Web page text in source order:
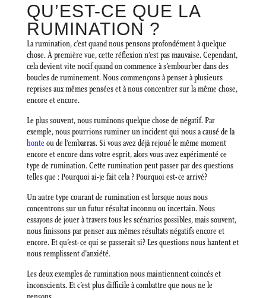
QU’EST-CE QUE LA
RUMINATION ?
La rumination, c’est quand nous pensons profondément à quelque
chose. À première vue, cette réflexion n’est pas mauvaise. Cependant,
cela devient vite nocif quand on commence à s’embourber dans des
boucles de ruminement. Nous commençons à penser à plusieurs
reprises aux mêmes pensées et à nous concentrer sur la même chose,
encore et encore.
Le plus souvent, nous ruminons quelque chose de négatif. Par
exemple, nous pourrions ruminer un incident qui nous a causé de la
honteou de l’embarras. Si vous avez déjà rejoué le même moment
encore et encore dans votre esprit, alors vous avez expérimenté ce
type de rumination. Cette rumination peut passer par des questions
telles que : Pourquoi ai-je fait cela ? Pourquoi est-ce arrivé?
Un autre type courant de rumination est lorsque nous nous
concentrons sur un futur résultat inconnu ou incertain. Nous
essayons de jouer à travers tous les scénarios possibles, mais souvent,
nous finissons par penser aux mêmes résultats négatifs encore et
encore. Et qu’est-ce qui se passerait si? Les questions nous hantent et
nous remplissent d’anxiété.
Les deux exemples de rumination nous maintiennent coincés et
inconscients. Et c’est plus difficile à combattre que nous ne le